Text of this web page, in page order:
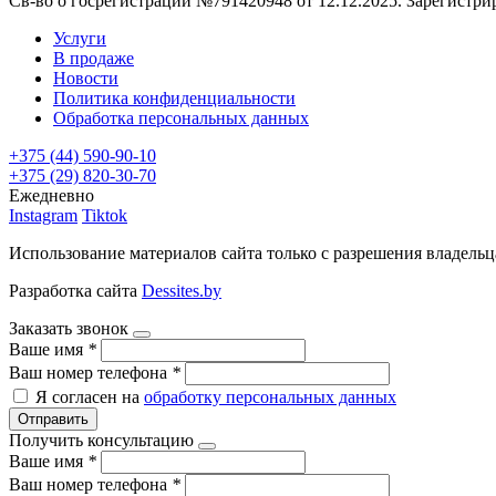
Услуги
В продаже
Новости
Политика конфиденциальности
Обработка персональных данных
+375 (44) 590-90-10
+375 (29) 820-30-70
Ежедневно
Instagram Tiktok
Использование материалов сайта только с разрешения
Разработка сайта Dessites.by
Заказать звонок
Ваше имя *
Ваш номер телефона *
Я согласен на обработку персональных данных
Отправить
Получить консультацию
Ваше имя *
Ваш номер телефона *